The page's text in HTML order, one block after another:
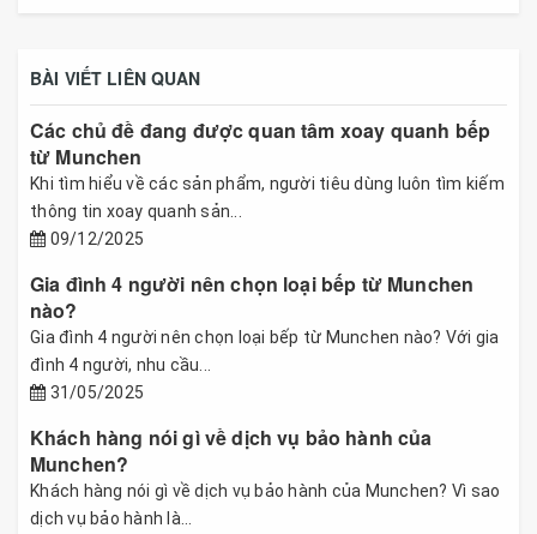
BÀI VIẾT LIÊN QUAN
Các chủ đề đang được quan tâm xoay quanh bếp
từ Munchen
Khi tìm hiểu về các sản phẩm, người tiêu dùng luôn tìm kiếm
thông tin xoay quanh sản...
09/12/2025
Gia đình 4 người nên chọn loại bếp từ Munchen
nào?
Gia đình 4 người nên chọn loại bếp từ Munchen nào? Với gia
đình 4 người, nhu cầu...
31/05/2025
Khách hàng nói gì về dịch vụ bảo hành của
Munchen?
Khách hàng nói gì về dịch vụ bảo hành của Munchen? Vì sao
dịch vụ bảo hành là...